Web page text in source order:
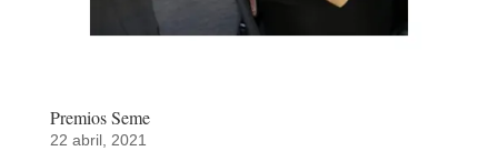
Premios Seme
22 abril, 2021